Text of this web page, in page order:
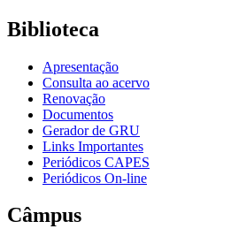
Biblioteca
Apresentação
Consulta ao acervo
Renovação
Documentos
Gerador de GRU
Links Importantes
Periódicos CAPES
Periódicos On-line
Câmpus